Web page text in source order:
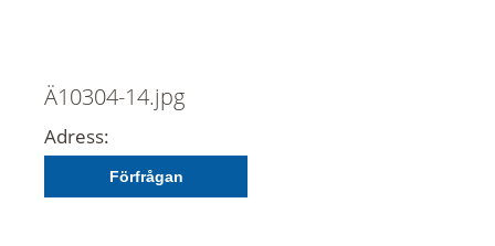
Ä10304-14.jpg
Adress:
Förfrågan